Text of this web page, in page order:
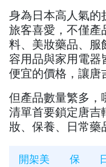
身為日本高人氣的
旅客喜愛，不僅產
料、美妝藥品、服
容用品與家用電器
便宜的價格，讓唐
但產品數量繁多，
清單首要鎖定唐吉
妝、保養、日常藥
開架美
保